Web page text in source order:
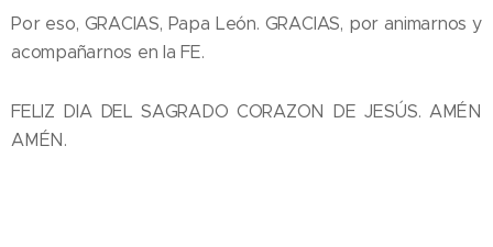
Por eso, GRACIAS, Papa León. GRACIAS, por animarnos y
acompañarnos en la FE.
FELIZ DIA DEL SAGRADO CORAZON DE JESÚS. AMÉN
AMÉN.